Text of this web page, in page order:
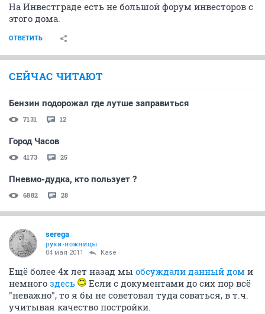
На Инвестграде есть не большой форум инвесторов с
этого дома.
ОТВЕТИТЬ
СЕЙЧАС ЧИТАЮТ
Бензин подорожал где лутше заправиться
7131 12
Город Часов
4173 25
Пневмо-дудка, кто пользует ?
6882 28
serega
руки-ножницы
04 мая 2011 Kase
Ещё более 4х лет назад мы обсуждали данный дом и
немного здесь
Если с документами до сих пор всё
"неважно", то я бы не советовал туда соваться, в т.ч.
учитывая качество постройки.